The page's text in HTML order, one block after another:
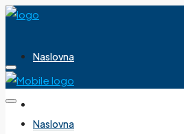
Naslovna
Naslovna